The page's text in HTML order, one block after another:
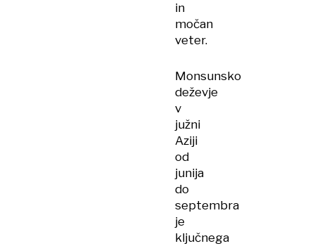
in
močan
veter.
Monsunsko
deževje
v
južni
Aziji
od
junija
do
septembra
je
ključnega